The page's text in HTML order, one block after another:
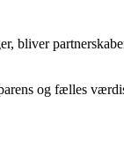
bliver
og fælles